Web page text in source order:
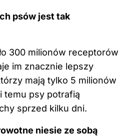
psów jest tak
300 milionów receptorów
im znacznie lepszy
mają tylko 5 milionów
temu psy potrafią
sprzed kilku dni.
niesie ze sobą